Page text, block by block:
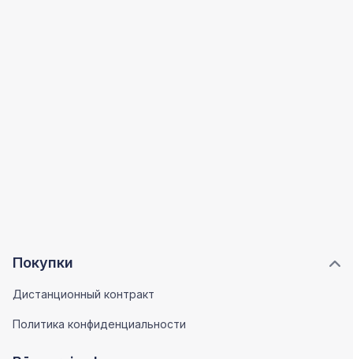
Покупки
Дистанционный контракт
Политика конфиденциальности